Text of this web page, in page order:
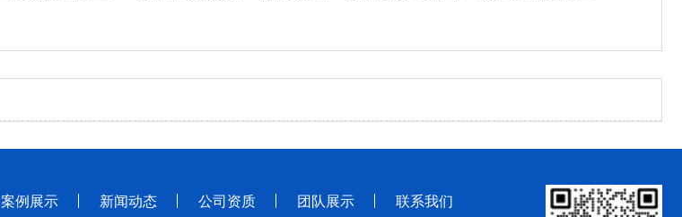
案例展示 新闻动态 公司资质 团队展示 联系我们